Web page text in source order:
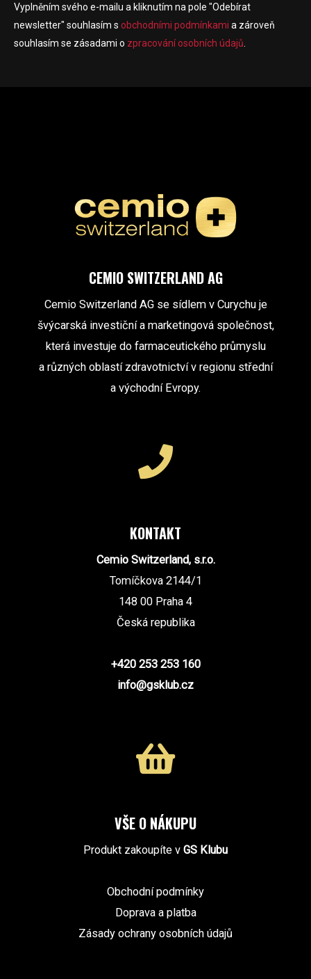
Vyplněním svého e-mailu a kliknutím na pole "Odebírat
newsletter" souhlasím s obchodními podmínkami a zároveň
souhlasím se zásadami o zpracování osobních údajů
CEMIO SWITZERLAND AG
Cemio Switzerland AG se sídlem v Curychu je
švýcarská investiční a marketingová společnost,
která investuje do farmaceutického průmyslu
a různých oblastí zdravotnictví v regionu střední
a východní Evropy.
KONTAKT
Cemio Switzerland, s.r.o.
Tomíčkova 2144/1
148 00 Praha 4
Česká republika
+420 253 253 160
info@gsklub.cz
VŠE O NÁKUPU
Produkt zakoupíte v GS Klubu
Obchodní podmínky
Doprava a platba
Zásady ochrany osobních údajů